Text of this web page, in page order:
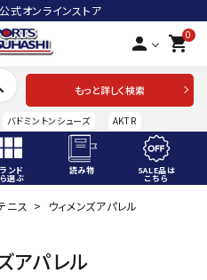
式オンラインストア
person 0
shopping_cart
もっと詳しく検索
バドミントンシューズ AKTR
ンド
選ぶ
読み物 SALE品は
こちら
ニス ウィメンズアパレル
アパレル